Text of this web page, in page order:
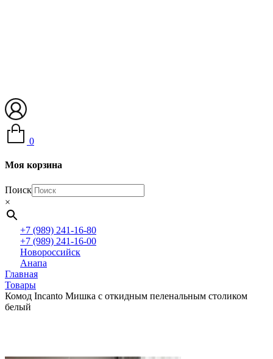
0
Моя корзина
Поиск
×
+7 (989) 241-16-80
+7 (989) 241-16-00
Новороссийск
Анапа
Главная
Товары
Комод Incanto Мишка с откидным пеленальным столиком
белый